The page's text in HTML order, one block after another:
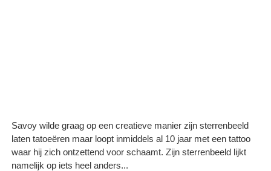
Savoy wilde graag op een creatieve manier zijn sterrenbeeld
laten tatoeëren maar loopt inmiddels al 10 jaar met een tattoo
waar hij zich ontzettend voor schaamt. Zijn sterrenbeeld lijkt
namelijk op iets heel anders...